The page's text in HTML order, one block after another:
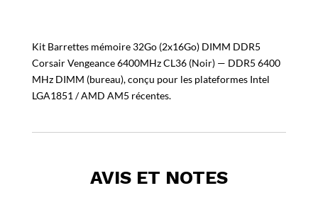
Kit Barrettes mémoire 32Go (2x16Go) DIMM DDR5
Corsair Vengeance 6400MHz CL36 (Noir) — DDR5 6400
MHz DIMM (bureau), conçu pour les plateformes Intel
LGA1851 / AMD AM5 récentes.
AVIS ET NOTES